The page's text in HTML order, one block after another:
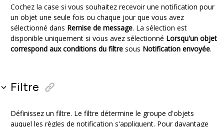
Cochez la case si vous souhaitez recevoir une notification pour
un objet une seule fois ou chaque jour que vous avez
sélectionné dans Remise de message. La sélection est
disponible uniquement si vous avez sélectionné Lorsqu'un objet
correspond aux conditions du filtre sous Notification envoyée.
Filtre
Définissez un filtre. Le filtre détermine le groupe d'objets
auquel les règles de notification s'appliquent. Pour davantage